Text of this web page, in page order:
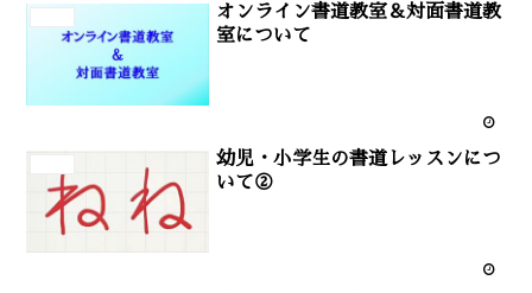
オンライン書道教室＆対面書道教
室について
幼児・小学生の書道レッスンにつ
いて②